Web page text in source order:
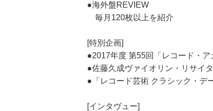
●海外盤REVIEW
毎月120枚以上を紹介
[特別企画]
●2017年度 第55回「レコード・
●佐藤久成ヴァイオリン・リサイ
●「レコード芸術 クラシック・デ
[インタヴュー]